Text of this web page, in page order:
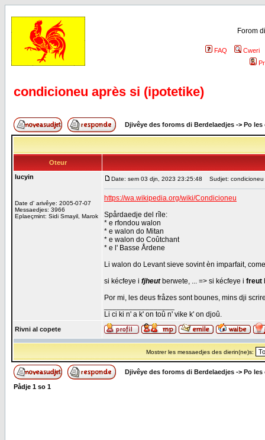
Forom
FAQ
Cweri
condicioneu après si (ipotetike)
Djivêye des foroms di Berdelaedjes -> Po les
Oteur
lucyin
Date d' arivêye: 2005-07-07
Messaedjes: 3966
Eplaeçmint: Sidi Smayil, Marok
Date: sem 03 djn, 2023 23:25:48 Sudjet: condicioneu
https://wa.wikipedia.org/wiki/Condicioneu
Spårdaedje del rîle:
* e rfondou walon
* e walon do Mitan
* e walon do Coûtchant
* e l' Basse Årdene
Li walon do Levant sieve sovint èn imparfait,
si kécfeye i fjheutberwete, ... => si kécfeye i freut
Por mi, les deus fråzes sont bounes, mins dji
Li ci ki n' a k' on toû n' vike k' on djoû.
Rivni al copete
Mostrer les messaedjes des dierin(ne)s:
Djivêye des foroms di Berdelaedjes -> Po les
Pådje 1 so 1